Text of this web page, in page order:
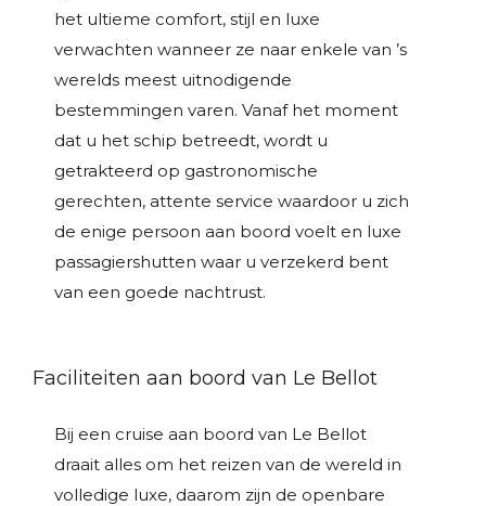
het ultieme comfort, stijl en luxe
verwachten wanneer ze naar enkele van ’s
werelds meest uitnodigende
bestemmingen varen. Vanaf het moment
dat u het schip betreedt, wordt u
getrakteerd op gastronomische
gerechten, attente service waardoor u zich
de enige persoon aan boord voelt en luxe
passagiershutten waar u verzekerd bent
van een goede nachtrust.
Faciliteiten aan boord van Le Bellot
Bij een cruise aan boord van Le Bellot
draait alles om het reizen van de wereld in
volledige luxe, daarom zijn de openbare